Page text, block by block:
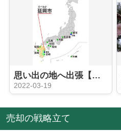
思い出の地へ出張【北九州市から宮崎県延岡市へ遠征】
2022-03-19
売却の戦略立て